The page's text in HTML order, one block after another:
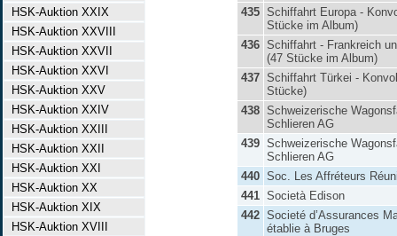
HSK-Auktion XXIX
HSK-Auktion XXVIII
HSK-Auktion XXVII
HSK-Auktion XXVI
HSK-Auktion XXV
HSK-Auktion XXIV
HSK-Auktion XXIII
HSK-Auktion XXII
HSK-Auktion XXI
HSK-Auktion XX
HSK-Auktion XIX
HSK-Auktion XVIII
435 Schiffahrt Europa -
Stücke im Album)
436 Schiffahrt - Frankreich
(47 Stücke im Album)
437 Schiffahrt Türkei -
Stücke)
438 Schweizerische
Schlieren AG
439 Schweizerische
Schlieren AG
440 Soc. Les Affréteurs
441 Società Edison
442 Societé d’Assurances
établie à Bruges